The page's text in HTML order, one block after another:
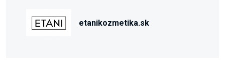
etanikozmetika.sk